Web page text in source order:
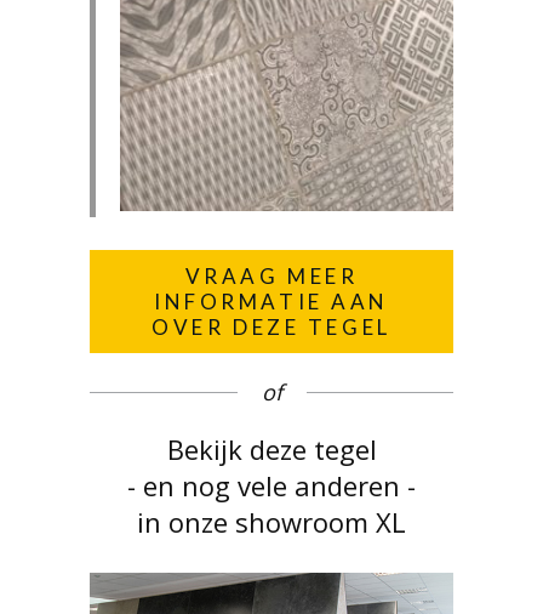
VRAAG MEER
INFORMATIE AAN
OVER DEZE TEGEL
of
Bekijk deze tegel
- en nog vele anderen -
in onze showroom XL